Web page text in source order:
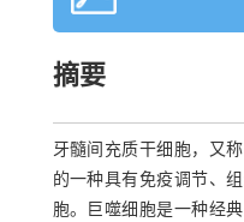
摘要
牙髓间充质干细胞，又
的一种具有免疫调节、
胞。巨噬细胞是一种经